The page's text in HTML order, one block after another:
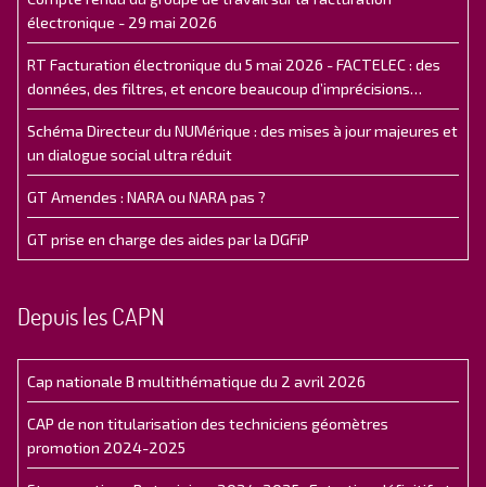
électronique - 29 mai 2026
RT Facturation électronique du 5 mai 2026 - FACTELEC : des
données, des filtres, et encore beaucoup d’imprécisions…
Schéma Directeur du NUMérique : des mises à jour majeures et
un dialogue social ultra réduit
GT Amendes : NARA ou NARA pas ?
GT prise en charge des aides par la DGFiP
Depuis les CAPN
Cap nationale B multithématique du 2 avril 2026
CAP de non titularisation des techniciens géomètres
promotion 2024-2025